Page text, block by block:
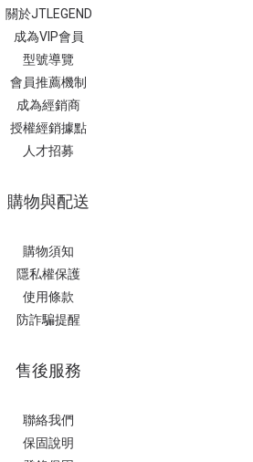
關於JTLEGEND
成為VIP會員
型號導覽
會員推薦機制
成為經銷商
授權經銷據點
人才招募
購物與配送
購物須知
隱私權保護
使用條款
防詐騙提醒
售後服務
聯絡我們
保固說明